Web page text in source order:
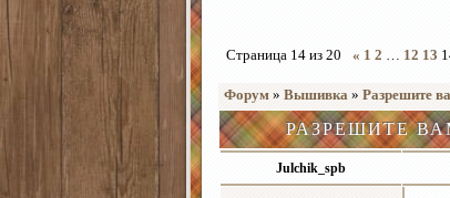
Страница 14 из 20 « 1 2 … 12 13
Форум » Вышивка » Разрешите
РАЗРЕШИТЕ
Julchik_spb